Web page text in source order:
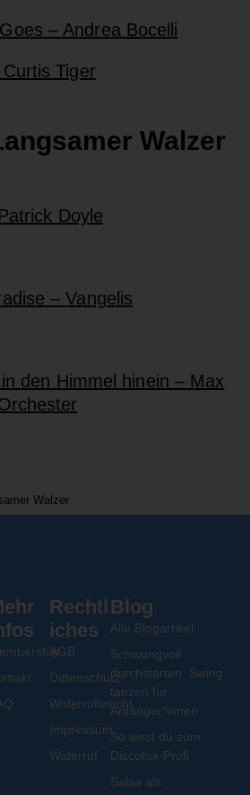
– Andrea Bocelli
Tiger
Walzer
Doyle
– Vangelis
den Himmel hinein – Max
Walzer
Rechtl
iches
AGB
Datenschutz
Widerrufsrecht
Impressum
Widerruf
Blog
Alle Blogartikel
Schwungvoll
durchstarten: Swing
tanzen für
Anfänger*innen
So wirst du zum
Discofox-Profi
Salsa als